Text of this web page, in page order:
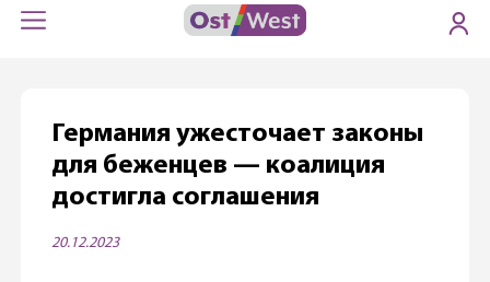
Германия ужесточает законы
для беженцев — коалиция
достигла соглашения
20.12.2023